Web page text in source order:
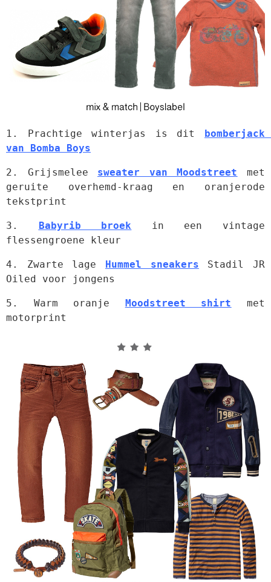
1. Prachtige winterjas is dit
bomberjack
van Bomba Boys
2. Grijsmelee sweater van Moodstreet met
geruite overhemd-kraag en oranjerode
tekstprint
3. Babyrib broek in een vintage
flessengroene kleur
4. Zwarte lage Hummel sneakers Stadil JR
Oiled voor jongens
5. Warm oranje Moodstreet shirt met
motorprint